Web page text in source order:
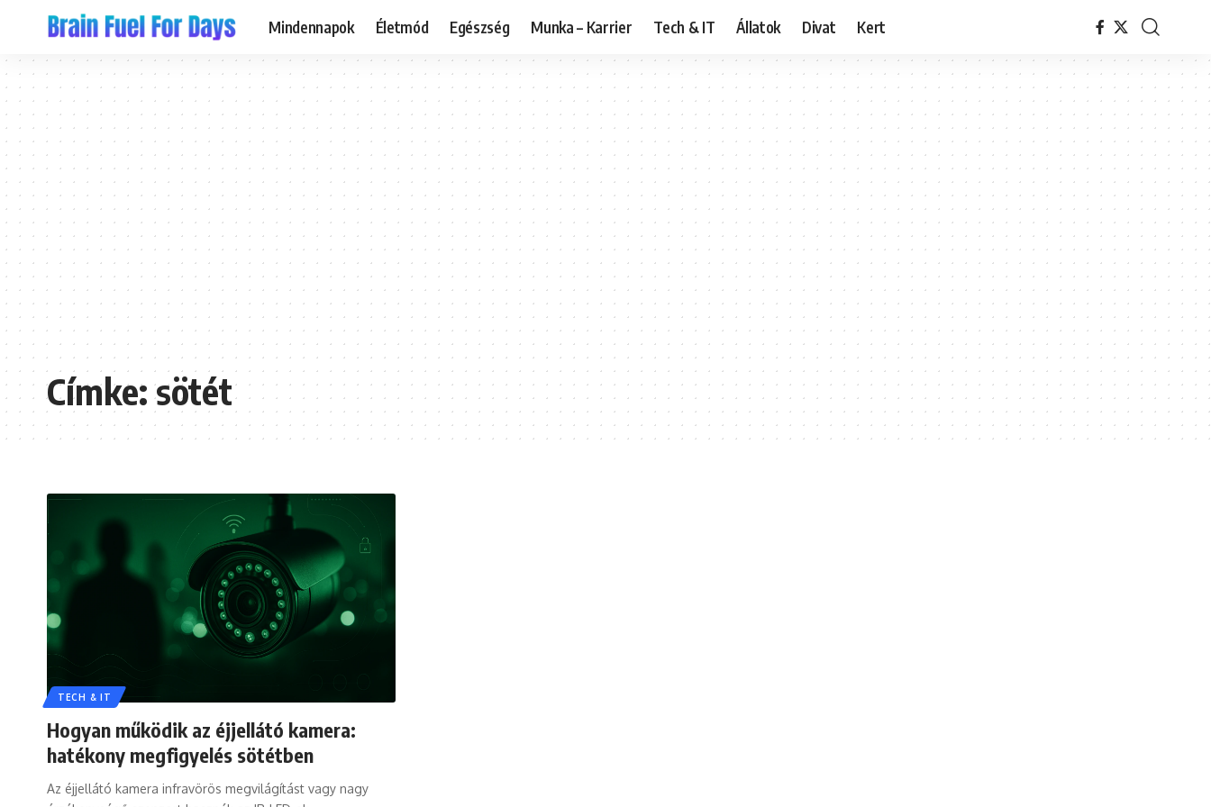
Mindennapok Életmód Egészség Munka – Karrier Tech & IT Állatok Divat Kert
Címke:sötét
TECH & IT
Hogyan működik az éjjellátó kamera:
hatékony megfigyelés sötétben
Az éjjellátó kamera infravörös megvilágítást vagy nagy